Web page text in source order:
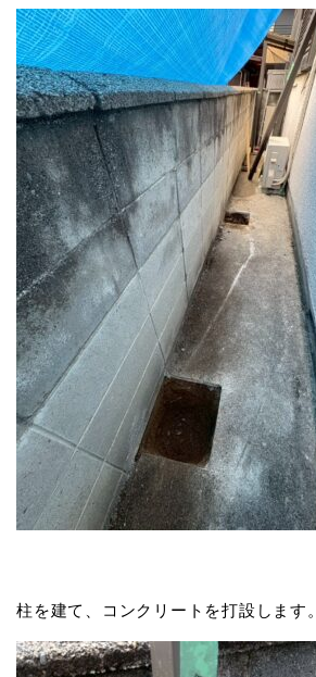
柱を建て、コンクリートを打設します。